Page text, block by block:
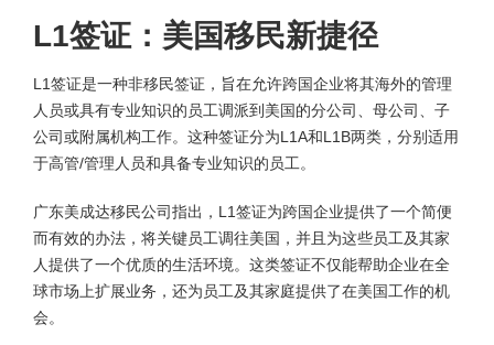
L1签证：美国移民新捷径
L1签证是一种非移民签证，旨在允许跨国企业将其海外的管理
人员或具有专业知识的员工调派到美国的分公司、母公司、子
公司或附属机构工作。这种签证分为L1A和L1B两类，分别适用
于高管/管理人员和具备专业知识的员工。
广东美成达移民公司指出，L1签证为跨国企业提供了一个简便
而有效的办法，将关键员工调往美国，并且为这些员工及其家
人提供了一个优质的生活环境。这类签证不仅能帮助企业在全
球市场上扩展业务，还为员工及其家庭提供了在美国工作的机
会。